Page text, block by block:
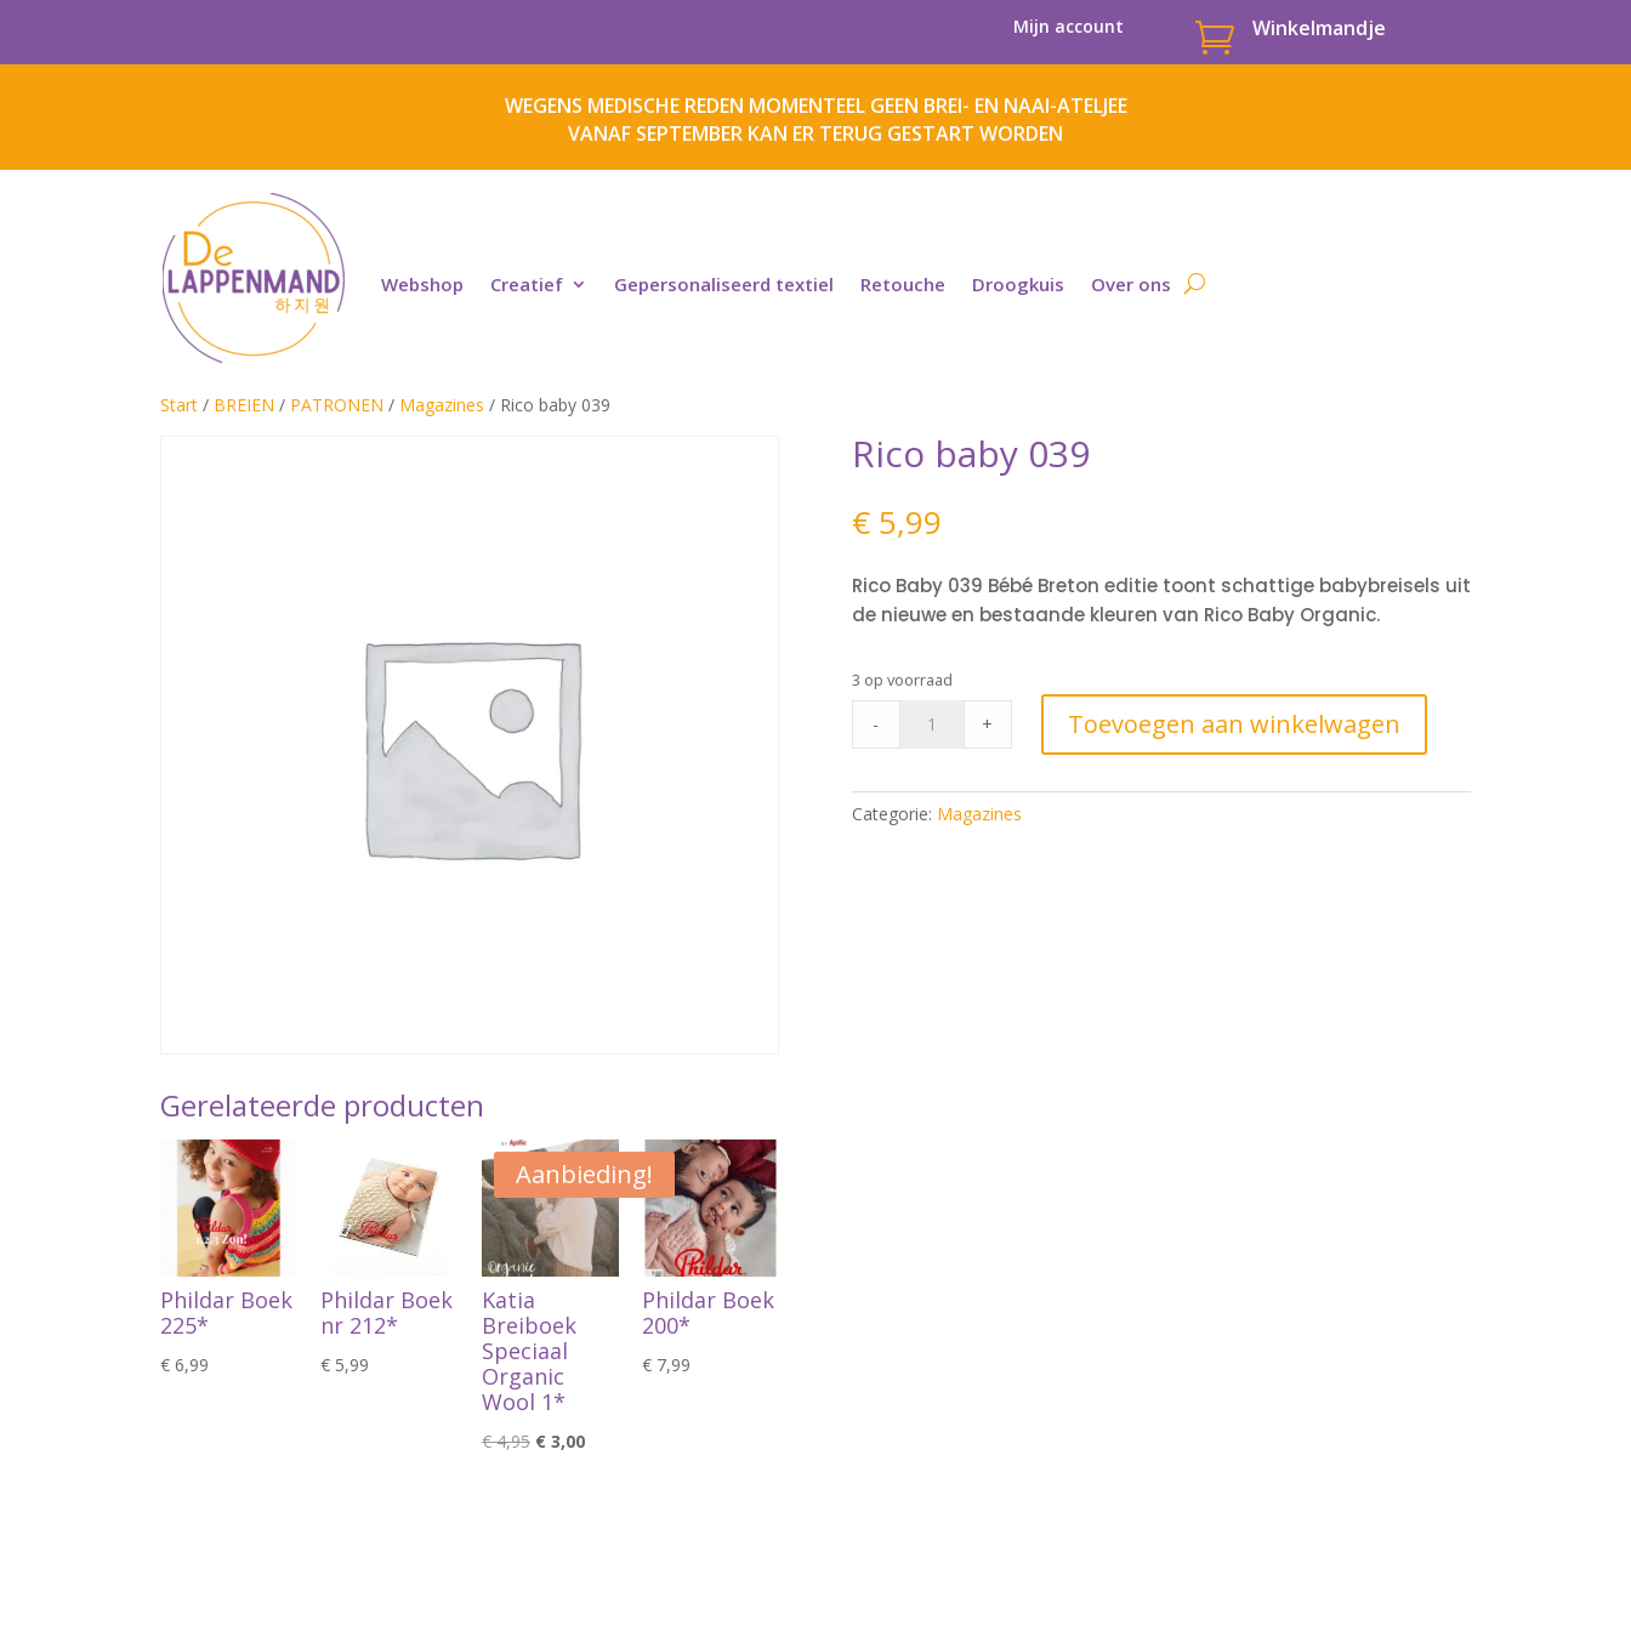
Mijn account  Winkelmandje
WEGENS MEDISCHE REDEN MOMENTEEL GEEN BREI- EN NAAI-ATELJEE
VANAF SEPTEMBER KAN ER TERUG GESTART WORDEN
Webshop Creatief Gepersonaliseerd textiel Retouche Droogkuis Over ons
Start / BREIEN / PATRONEN / Magazines / Rico baby 039
Gerelateerde producten
Phildar Boek
225*
€ 6,99
Phildar Boek
nr 212*
€ 5,99
Aanbieding!
Katia
Breiboek
Speciaal
Organic
Wool 1*
€4,95 Oorspronkelijke
€3,00Huidige
Phildar Boek
200*
€ 7,99
Rico baby 039
€5,99
Rico Baby 039 Bébé Breton editie toont schattige babybreisels uit
de nieuwe en bestaande kleuren van Rico Baby Organic.
3 op voorraad
quantity
- + Toevoegen aan winkelwagen
Categorie: Magazines